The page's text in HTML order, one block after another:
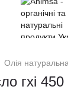
Олія
гхі 450